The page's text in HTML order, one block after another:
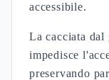
accessibile.
La cacciata
impedisce
preservando